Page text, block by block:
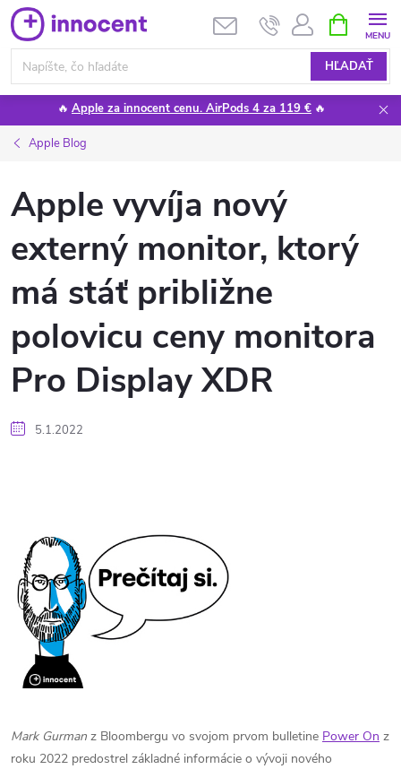
Prejsť
na
obsah
HĽADAŤ
KOŠÍK
🔥 Apple za innocent cenu. AirPods 4 za 119 € 🔥
Apple Blog
Apple vyvíja nový
externý monitor, ktorý
má stáť približne
polovicu ceny monitora
Pro Display XDR
5.1.2022
Mark Gurman z Bloombergu vo svojom prvom bulletine Power On z
roku 2022 predostrel základné informácie o vývoji nového